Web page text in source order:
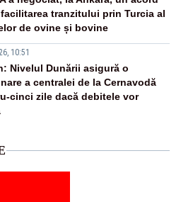
tranzitului prin Turcia al
de ovine și bovine
10:51
Nivelul Dunării asigură o
a centralei de la Cernavodă
cinci zile dacă debitele vor